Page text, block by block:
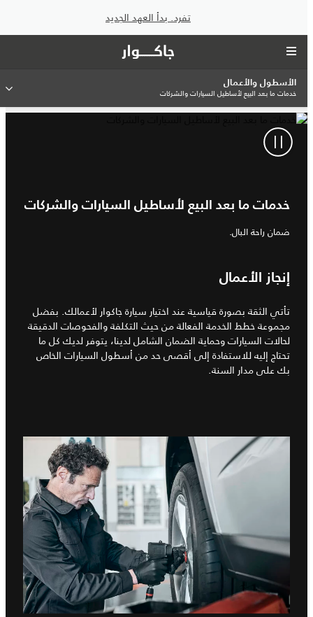
تفرد. بدأ العهد الجديد
الأسطول والأعمال
خدمات ما بعد البيع لأساطيل السيارات والشركات
خدمات ما بعد البيع لأساطيل السيارات والشركات
ضمان راحة البال.
إنجاز الأعمال
تأتي الثقة بصورة قياسية عند اختيار سيارة جاكوار لأعمالك. بفضل
مجموعة خطط الخدمة الفعالة من حيث التكلفة والفحوصات الدقيقة
لحالات السيارات وحماية الضمان الشامل لدينا، يتوفر لديك كل ما
تحتاج إليه للاستفادة إلى أقصى حد من أسطول السيارات الخاص
بك على مدار السنة.